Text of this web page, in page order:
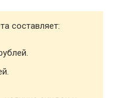
составляет: